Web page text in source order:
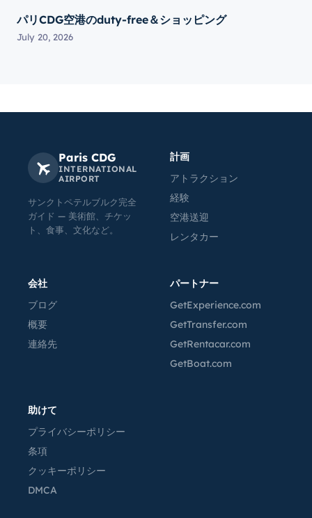
パリCDG空港のduty-free＆ショッピング
July 20, 2026
Paris CDG
INTERNATIONAL
AIRPORT
サンクトペテルブルク完全
ガイド — 美術館、チケッ
ト、食事、文化など。
計画
アトラクション
経験
空港送迎
レンタカー
会社
ブログ
概要
連絡先
パートナー
GetExperience.com
GetTransfer.com
GetRentacar.com
GetBoat.com
助けて
プライバシーポリシー
条項
クッキーポリシー
DMCA